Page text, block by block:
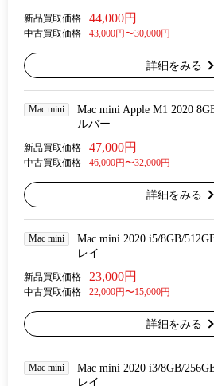
新品買取価格 44,000円
中古買取価格 43,000円〜30,000円
詳細をみる
Mac mini
Mac mini Apple M1 2020
ルバー
新品買取価格 47,000円
中古買取価格 46,000円〜32,000円
詳細をみる
Mac mini
Mac mini 2020 i5/8GB/
レイ
新品買取価格 23,000円
中古買取価格 22,000円〜15,000円
詳細をみる
Mac mini
Mac mini 2020 i3/8GB/
レイ